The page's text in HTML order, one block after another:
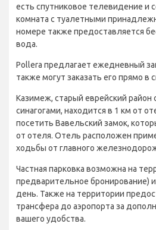
есть спутниковое телевидение и
комната с туалетными
номере также предоставляется
вода.
Pollera предлагает ежедневный
также могут заказать его прямо в
Казимеж, старый еврейский район
синагогами, находится в 1 км от
посетить Вавельский замок,
от отеля. Отель расположен
ходьбы от главного
Частная парковка возможна на
предварительное бронирование)
день. Также на территории
трансфера до аэропорта за
вашего удобства.